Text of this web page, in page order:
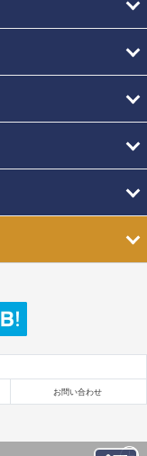
お問い合わせ